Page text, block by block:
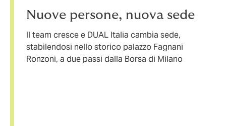
Nuove persone, nuova sede
Il team cresce e DUAL Italia cambia sede,
stabilendosi nello storico palazzo Fagnani
Ronzoni, a due passi dalla Borsa di Milano